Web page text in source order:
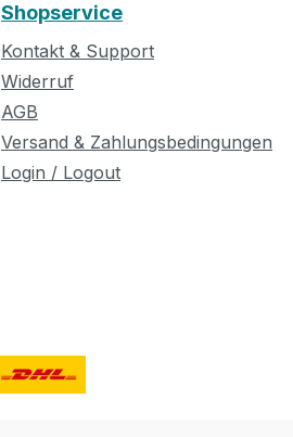
Shopservice
Kontakt & Support
Widerruf
AGB
Versand & Zahlungsbedingungen
Login / Logout